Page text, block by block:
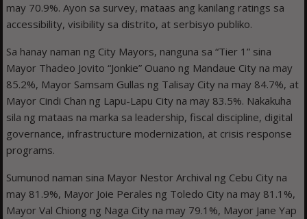
may 70.9%. Ayon sa survey, mataas ang kanilang ratings sa
accessibility, visibility sa distrito, at serbisyo publiko.
Sa hanay naman ng City Mayors, nanguna sa “Tier 1” sina
Mayor Thadeo Jovito “Jonkie” Ouano ng Mandaue City na may
85.2%, Mayor Samsam Gullas ng Talisay City na may 84.7%, at
Mayor Cindi Chan ng Lapu-Lapu City na may 83.5%. Nakakuha
sila ng mataas na marka sa leadership, fiscal discipline, digital
governance, infrastructure modernization, at crisis response
programs.
Sumunod naman sina Mayor Nestor Archival ng Cebu City na
may 81.9%, Mayor Joie Perales ng Toledo City na may 81.1%,
Mayor Val Chiong ng Naga City na may 79.1%, Mayor Jane Yap